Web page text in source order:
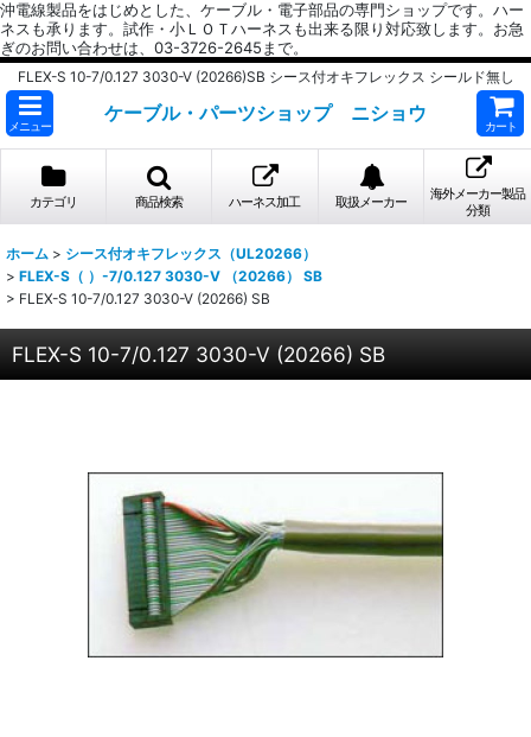
沖電線製品をはじめとした、ケーブル・電子部品の専門ショップです。ハー
ネスも承ります。試作・小ＬＯＴハーネスも出来る限り対応致します。お急
ぎのお問い合わせは、03-3726-2645まで。
FLEX-S 10-7/0.127 3030-V (20266)SB シース付オキフレックス シールド無し
メニュー
ケーブル・パーツショップ ニショウ
カート
カテゴリ 商品検索 ハーネス加工 取扱メーカー
海外メーカー製品
分類
ホーム > シース付オキフレックス（UL20266）
> FLEX-S（ ）-7/0.127 3030-V （20266） SB
> FLEX-S 10-7/0.127 3030-V (20266) SB
FLEX-S 10-7/0.127 3030-V (20266) SB